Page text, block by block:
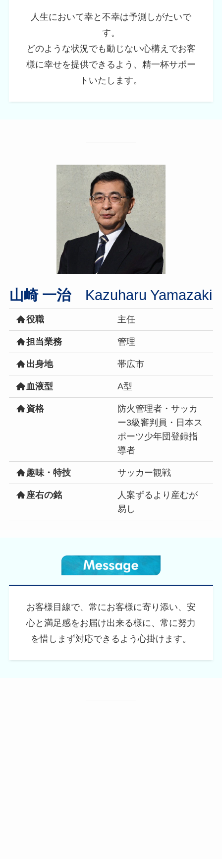
人生において幸と不幸は予測しがたいで
す。
どのような状況でも動じない心構えでお客
様に幸せを提供できるよう、精一杯サポー
トいたします。
山崎 一治Kazuharu Yamazaki
役職 主任
担当業務 管理
出身地 帯広市
血液型 A型
資格
防火管理者・サッカ
ー3級審判員・日本ス
ポーツ少年団登録指
導者
趣味・特技 サッカー観戦
座右の銘
人案ずるより産むが
易し
お客様目線で、常にお客様に寄り添い、安
心と満足感をお届け出来る様に、常に努力
を惜しまず対応できるよう心掛けます。